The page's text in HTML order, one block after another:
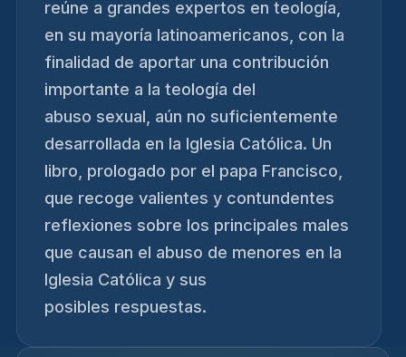
reúne a grandes expertos en teología,
en su mayoría latinoamericanos, con la
finalidad de aportar una contribución
importante a la teología del
abuso sexual, aún no suficientemente
desarrollada en la Iglesia Católica. Un
libro, prologado por el papa Francisco,
que recoge valientes y contundentes
reflexiones sobre los principales males
que causan el abuso de menores en la
Iglesia Católica y sus
posibles respuestas.